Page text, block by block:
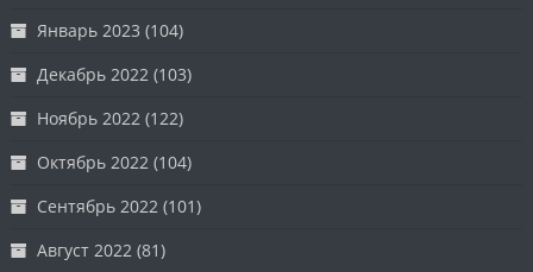
Январь 2023 (104)
Декабрь 2022 (103)
Ноябрь 2022 (122)
Октябрь 2022 (104)
Сентябрь 2022 (101)
Август 2022 (81)